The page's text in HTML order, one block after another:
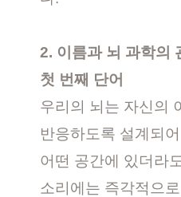
2. 이름과 뇌 과학의
첫 번째 단어
우리의 뇌는 자신의
반응하도록 설계되
어떤 공간에 있더라
소리에는 즉각적으